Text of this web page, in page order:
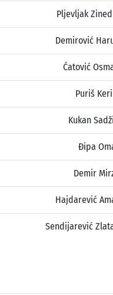
Pljevljak
Demirović
Ćatović
Puriš
Kukan
Đipa
Demir
Hajdarević
Sendijarević